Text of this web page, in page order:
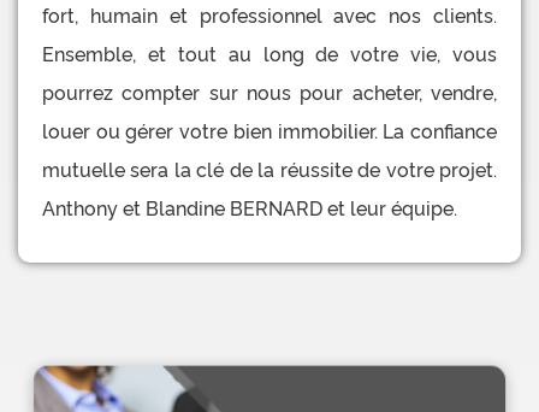
fort, humain et professionnel avec nos clients.
Ensemble, et tout au long de votre vie, vous
pourrez compter sur nous pour acheter, vendre,
louer ou gérer votre bien immobilier. La confiance
mutuelle sera la clé de la réussite de votre projet.
Anthony et Blandine BERNARD et leur équipe.